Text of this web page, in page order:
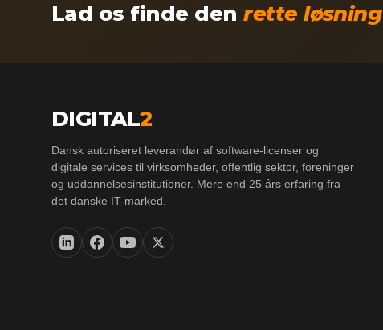
Lad os finde denrette løsning
DIGITAL2
Dansk autoriseret leverandør af software-licenser og
digitale services til virksomheder, offentlig sektor, foreninger
og uddannelsesinstitutioner. Mere end 25 års erfaring fra
det danske IT-marked.